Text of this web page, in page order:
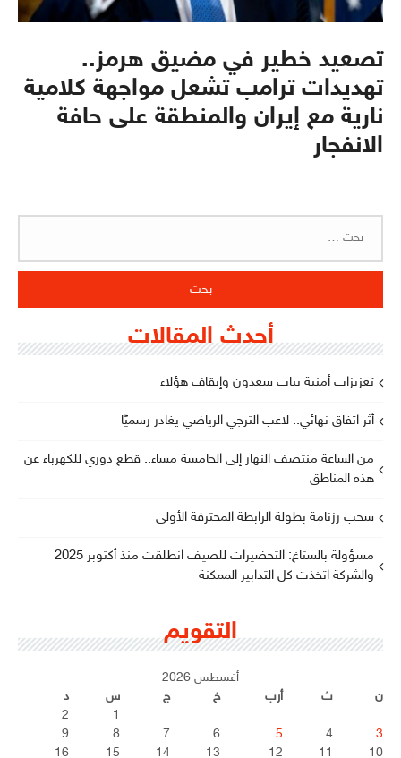
تصعيد خطير في مضيق هرمز..
تهديدات ترامب تشعل مواجهة كلامية
نارية مع إيران والمنطقة على حافة
الانفجار
أحدث المقالات
تعزيزات أمنية بباب سعدون وإيقاف هؤلاء
أثر اتفاق نهائي.. لاعب الترجي الرياضي يغادر رسميًا
من الساعة منتصف النهار إلى الخامسة مساء.. قطع دوري للكهرباء عن
هذه المناطق
سحب رزنامة بطولة الرابطة المحترفة الأولى
مسؤولة بالستاغ: التحضيرات للصيف انطلقت منذ أكتوبر 2025
والشركة اتخذت كل التدابير الممكنة
التقويم
أغسطس 2026
ن
ث أرب خ ج س
د
1
2
3
4
5
6
7
8
9
10
11
12
13
14
15
16